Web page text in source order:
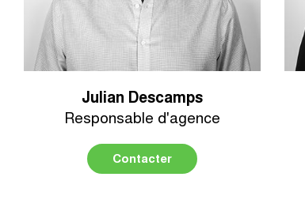
Julian Descamps
Responsable d'agence
Contacter